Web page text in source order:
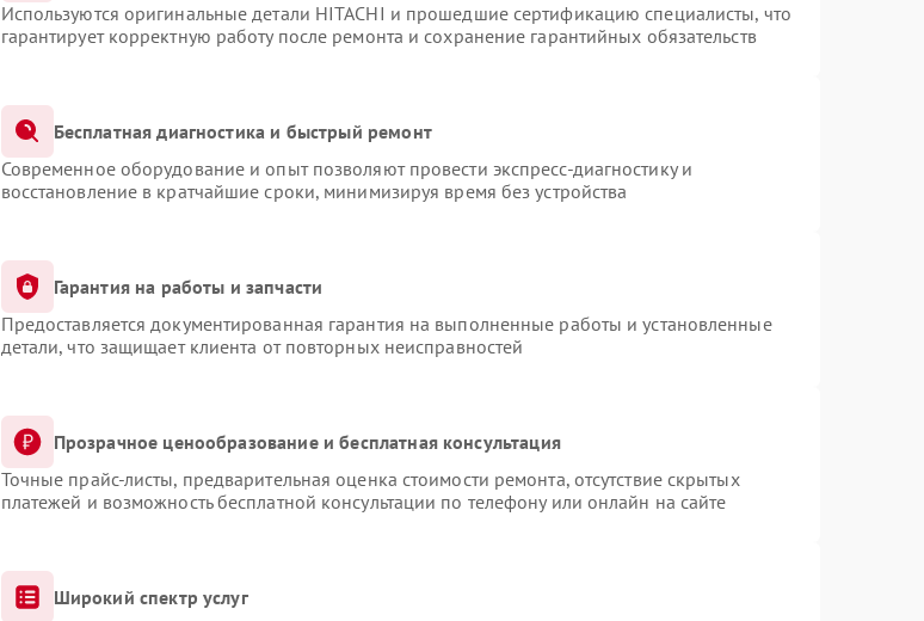
Используются оригинальные детали HITACHI и прошедшие сертификацию специалисты, что
гарантирует корректную работу после ремонта и сохранение гарантийных обязательств
Бесплатная диагностика и быстрый ремонт
Современное оборудование и опыт позволяют провести экспресс-диагностику и
восстановление в кратчайшие сроки, минимизируя время без устройства
Гарантия на работы и запчасти
Предоставляется документированная гарантия на выполненные работы и установленные
детали, что защищает клиента от повторных неисправностей
Прозрачное ценообразование и бесплатная консультация
Точные прайс-листы, предварительная оценка стоимости ремонта, отсутствие скрытых
платежей и возможность бесплатной консультации по телефону или онлайн на сайте
Широкий спектр услуг